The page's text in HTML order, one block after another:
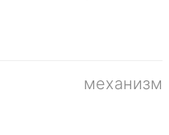
механизм